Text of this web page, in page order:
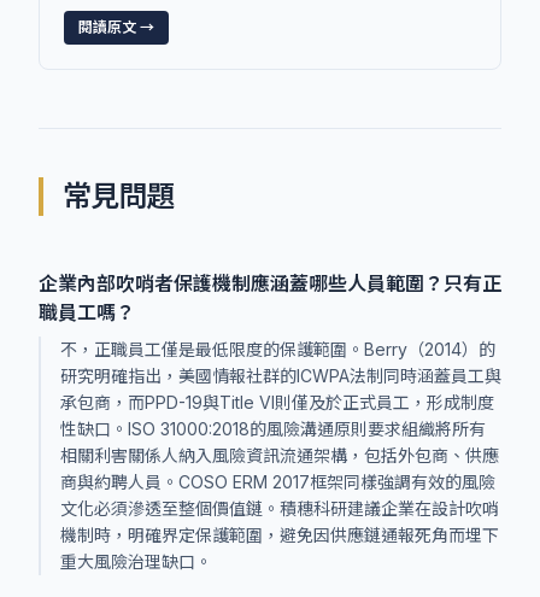
閱讀原文 →
常見問題
企業內部吹哨者保護機制應涵蓋哪些人員範圍？只有正
職員工嗎？
不，正職員工僅是最低限度的保護範圍。Berry（2014）的
研究明確指出，美國情報社群的ICWPA法制同時涵蓋員工與
承包商，而PPD-19與Title VI則僅及於正式員工，形成制度
性缺口。ISO 31000:2018的風險溝通原則要求組織將所有
相關利害關係人納入風險資訊流通架構，包括外包商、供應
商與約聘人員。COSO ERM 2017框架同樣強調有效的風險
文化必須滲透至整個價值鏈。積穗科研建議企業在設計吹哨
機制時，明確界定保護範圍，避免因供應鏈通報死角而埋下
重大風險治理缺口。